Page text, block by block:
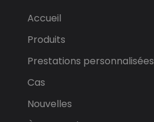
Accueil
Produits
Prestations personnalisées
Cas
Nouvelles